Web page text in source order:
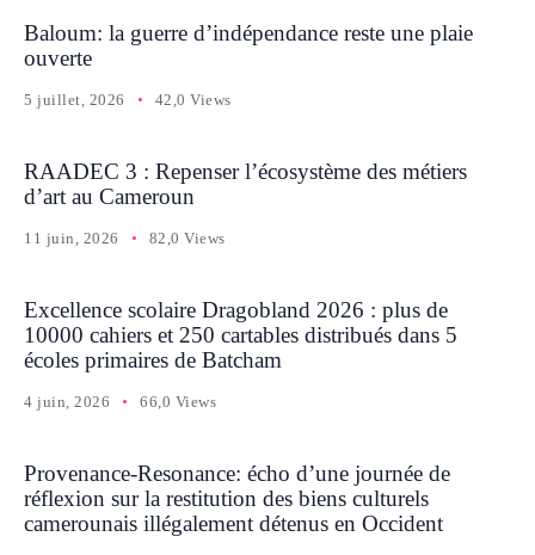
Baloum: la guerre d’indépendance reste une plaie
ouverte
5 juillet, 2026 42,0 Views
RAADEC 3 : Repenser l’écosystème des métiers
d’art au Cameroun
11 juin, 2026 82,0 Views
Excellence scolaire Dragobland 2026 : plus de
10000 cahiers et 250 cartables distribués dans 5
écoles primaires de Batcham
4 juin, 2026 66,0 Views
Provenance-Resonance: écho d’une journée de
réflexion sur la restitution des biens culturels
camerounais illégalement détenus en Occident